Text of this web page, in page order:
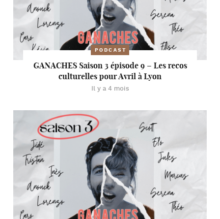
PODCAST
GANACHES Saison 3 épisode 9 – Les recos
culturelles pour Avril à Lyon
Il y a 4 mois